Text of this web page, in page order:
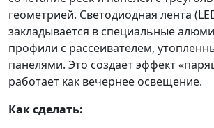
геометрией. Светодиодная лента
закладывается в специальные
профили с рассеивателем,
панелями. Это создает эффект
работает как вечернее освещение.
Как сделать: